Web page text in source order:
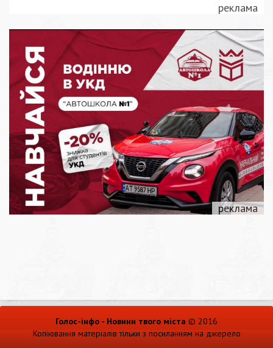
Голос-інфо - Новини твого міста © 2016
Копіювання матеріалів тільки з посиланням на джерело